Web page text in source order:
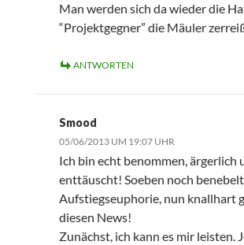
Man werden sich da wieder die
“Projektgegner” die Mäuler
ANTWORTEN
Smood
05/06/2013 UM 19:07 UHR
Ich bin echt benommen, ärgerlich
enttäuscht! Soeben noch
Aufstiegseuphorie, nun knallhart
diesen News!
Zunächst, ich kann es mir leisten.